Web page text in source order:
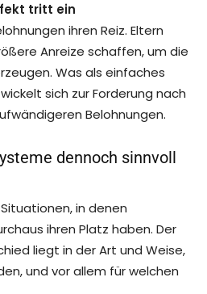
tritt ein
ihren Reiz. Eltern
Anreize schaffen, um die
Was als einfaches
sich zur Forderung nach
Belohnungen.
dennoch sinnvoll
in denen
ihren Platz haben. Der
liegt in der Art und Weise,
und vor allem für welchen